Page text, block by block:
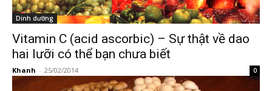
Dinh dưỡng
Vitamin C (acid ascorbic) – Sự thật về dao
hai lưỡi có thể bạn chưa biết
Khanh - 25/02/2014 0